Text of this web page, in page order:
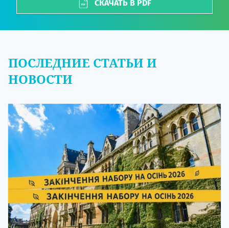
СКАЧАТЬ В PDF
ПОСЛЕДНИЕ СТАТЬИ И
НОВОСТИ